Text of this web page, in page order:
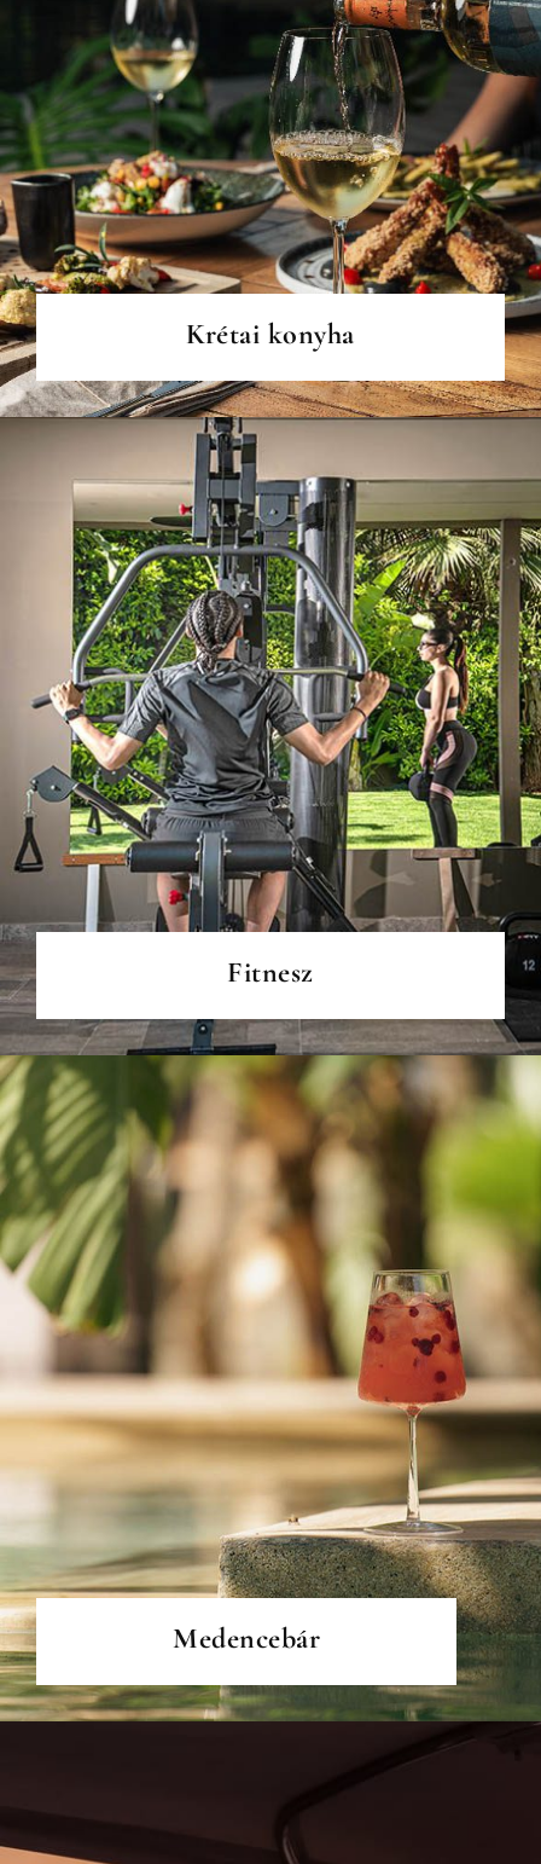
BŐVEBBEN
Krétai konyha
BŐVEBBEN
Fitnesz
Medencebár